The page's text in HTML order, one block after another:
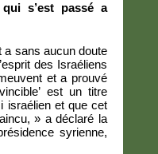
s’est passé a
a sans aucun doute
des Israéliens
et a prouvé
est un titre
israélien et que cet
» a déclaré la
syrienne,